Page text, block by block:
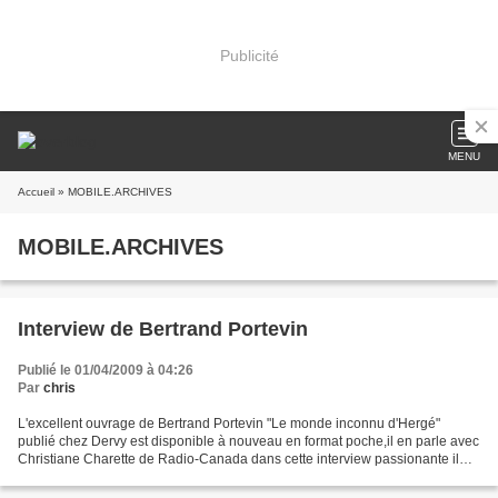
Publicité
MENU
Accueil » MOBILE.ARCHIVES
MOBILE.ARCHIVES
Interview de Bertrand Portevin
Publié le 01/04/2009 à 04:26
Par chris
L'excellent ouvrage de Bertrand Portevin "Le monde inconnu d'Hergé"
publié chez Dervy est disponible à nouveau en format poche,il en parle avec
Christiane Charette de Radio-Canada dans cette interview passionante il